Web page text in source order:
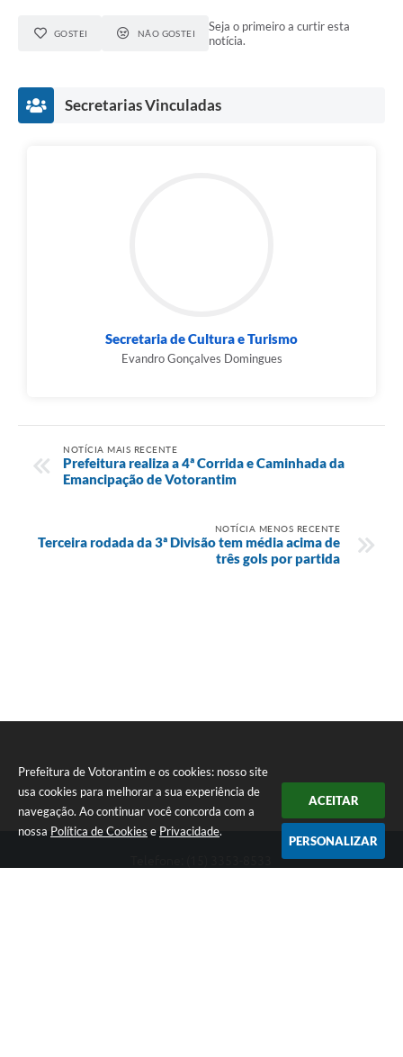
Prefeitura de Votorantim e os cookies: nosso site
usa cookies para melhorar a sua experiência de
navegação. Ao continuar você concorda com a
nossa Política de Cookies e Privacidade.
ACEITAR
PERSONALIZAR
GOSTEI NÃO GOSTEI
Seja o primeiro a curtir esta
notícia.
Secretarias Vinculadas
Secretaria de Cultura e Turismo
Evandro Gonçalves Domingues
NOTÍCIA MAIS RECENTE
Prefeitura realiza a 4ª Corrida e Caminhada da
Emancipação de Votorantim
NOTÍCIA MENOS RECENTE
Terceira rodada da 3ª Divisão tem média acima de
três gols por partida